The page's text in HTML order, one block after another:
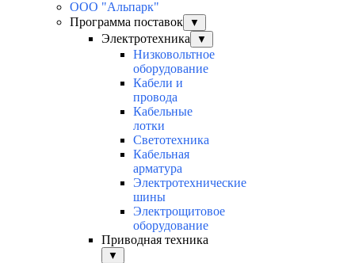
ООО "Альпарк"
Программа поставок
▼
Электротехника ▼
Низковольтное
оборудование
Кабели и
провода
Кабельные
лотки
Светотехника
Кабельная
арматура
Электротехнические
шины
Электрощитовое
оборудование
Приводная техника
▼